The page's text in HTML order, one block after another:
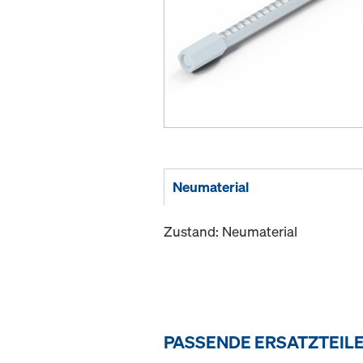
Neumaterial
Zustand: Neumaterial
PASSENDE ERSATZTEILE